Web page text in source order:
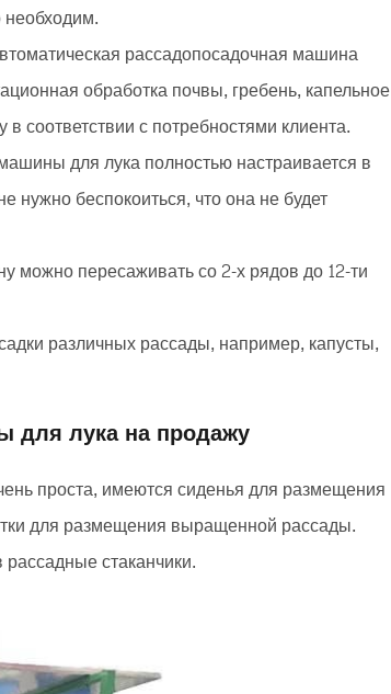
рассадопосадочная машина
обработка почвы, гребень, капельное
с потребностями клиента.
для лука полностью настраивается в
нужно беспокоиться, что она не будет
можно пересаживать со 2-х рядов до 12-ти
различных рассады, например, капусты,
для лука на продажу
проста, имеются сиденья для размещения
для размещения выращенной рассады.
стаканчики.